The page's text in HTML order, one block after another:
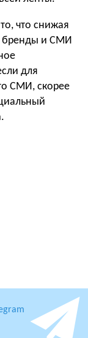
что снижая
бренды и СМИ
для
СМИ, скорее